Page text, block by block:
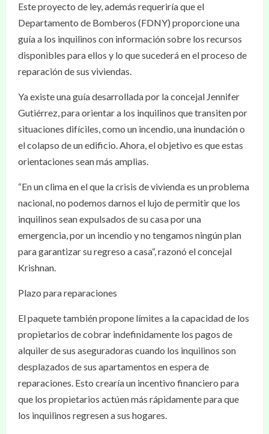
Este proyecto de ley, además requeriría que el
Departamento de Bomberos (FDNY) proporcione una
guía a los inquilinos con información sobre los recursos
disponibles para ellos y lo que sucederá en el proceso de
reparación de sus viviendas.
Ya existe una guía desarrollada por la concejal Jennifer
Gutiérrez, para orientar a los inquilinos que transiten por
situaciones difíciles, como un incendio, una inundación o
el colapso de un edificio. Ahora, el objetivo es que estas
orientaciones sean más amplias.
“En un clima en el que la crisis de vivienda es un problema
nacional, no podemos darnos el lujo de permitir que los
inquilinos sean expulsados de su casa por una
emergencia, por un incendio y no tengamos ningún plan
para garantizar su regreso a casa“, razonó el concejal
Krishnan.
Plazo para reparaciones
El paquete también propone límites a la capacidad de los
propietarios de cobrar indefinidamente los pagos de
alquiler de sus aseguradoras cuando los inquilinos son
desplazados de sus apartamentos en espera de
reparaciones. Esto crearía un incentivo financiero para
que los propietarios actúen más rápidamente para que
los inquilinos regresen a sus hogares.